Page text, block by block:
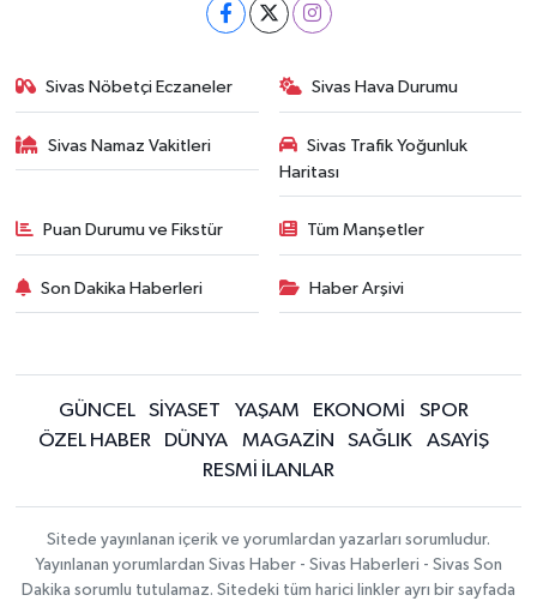
Sivas Nöbetçi Eczaneler Sivas Hava Durumu
Sivas Namaz Vakitleri
Sivas Trafik Yoğunluk
Haritası
Puan Durumu ve Fikstür Tüm Manşetler
Son Dakika Haberleri Haber Arşivi
GÜNCEL SİYASET YAŞAM EKONOMİ
SPOR
ÖZEL HABER
DÜNYA MAGAZİN SAĞLIK
ASAYİŞ
RESMİ İLANLAR
Sitede yayınlanan içerik ve yorumlardan yazarları sorumludur.
Yayınlanan yorumlardan Sivas Haber - Sivas Haberleri - Sivas Son
Dakika sorumlu tutulamaz. Sitedeki tüm harici linkler ayrı bir sayfada